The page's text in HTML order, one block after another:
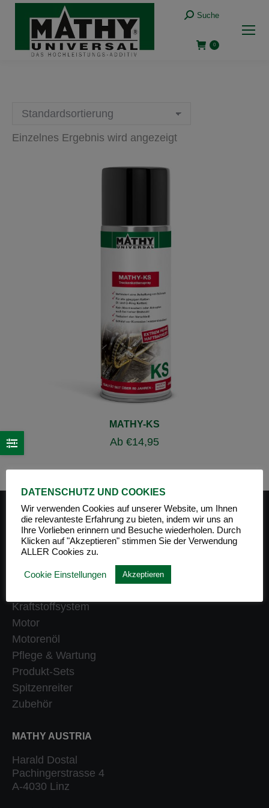
Suche:
Suche
0
Einzelnes Ergebnis wird angezeigt
MATHY-KS
Ab €14,95
PRODUKT-KATEGORIEN
Getriebe
Heizung
Kraftstoffsystem
Motor
Motorenöl
Pflege & Wartung
Produkt-Sets
Spitzenreiter
Zubehör
MATHY AUSTRIA
Harald Dostal
Pachingerstrasse 4
A-4030 Linz
DATENSCHUTZ UND COOKIES
Wir verwenden Cookies auf unserer Website, um Ihnen
die relevanteste Erfahrung zu bieten, indem wir uns an
Ihre Vorlieben erinnern und Besuche wiederholen. Durch
Klicken auf "Akzeptieren" stimmen Sie der Verwendung
ALLER Cookies zu.
Cookie Einstellungen Akzeptieren